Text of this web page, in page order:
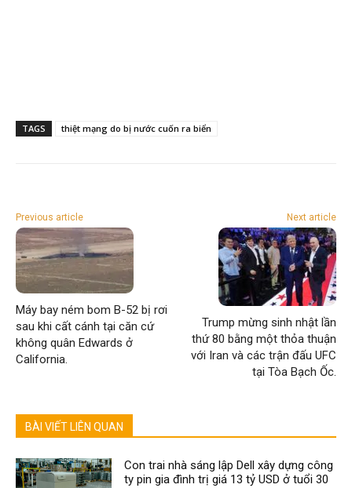
TAGS thiệt mạng do bị nước cuốn ra biển
Previous article
Máy bay ném bom B-52 bị rơi
sau khi cất cánh tại căn cứ
không quân Edwards ở
California.
Next article
Trump mừng sinh nhật lần
thứ 80 bằng một thỏa thuận
với Iran và các trận đấu UFC
tại Tòa Bạch Ốc.
BÀI VIẾT LIÊN QUAN
Con trai nhà sáng lập Dell xây dựng công
ty pin gia đình trị giá 13 tỷ USD ở tuổi 30